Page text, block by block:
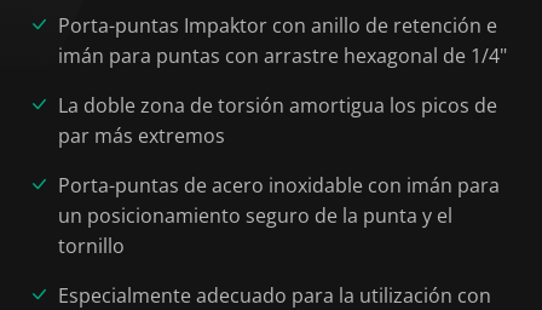
Porta-puntas Impaktor con anillo de retención e
imán para puntas con arrastre hexagonal de 1/4"
La doble zona de torsión amortigua los picos de
par más extremos
Porta-puntas de acero inoxidable con imán para
un posicionamiento seguro de la punta y el
tornillo
Especialmente adecuado para la utilización con